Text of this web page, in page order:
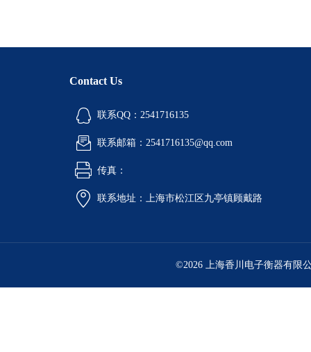
Contact Us
联系QQ：2541716135
联系邮箱：2541716135@qq.com
传真：
联系地址：上海市松江区九亭镇顾戴路
©2026 上海香川电子衡器有限